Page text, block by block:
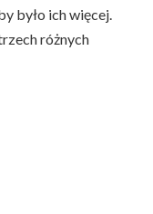
było ich więcej.
różnych